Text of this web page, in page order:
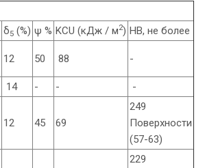
δ5 (%) ψ % KCU (кДж / м2) НВ, не более
12 50 88 -
14 - -
-
12 45 69
249
Поверхности
(57-63)
229